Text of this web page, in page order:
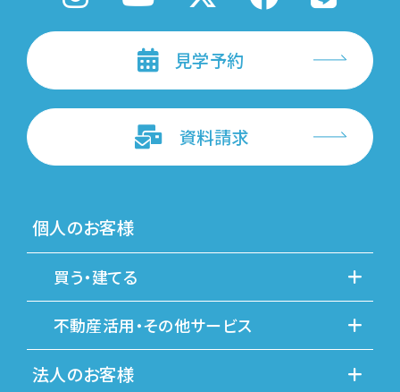
見学予約
資料請求
個人のお客様
買う・建てる
不動産活用・その他サービス
法人のお客様